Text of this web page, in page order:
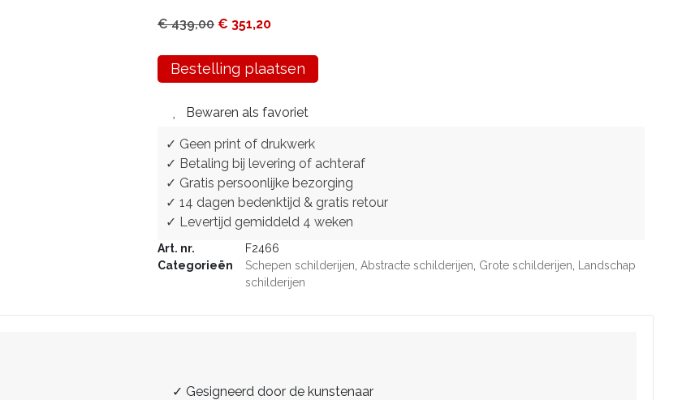
€439,00 € 351,20
Bestelling plaatsen
Bewaren als favoriet
✓ Geen print of drukwerk
✓ Betaling bij levering of achteraf
✓ Gratis persoonlijke bezorging
✓ 14 dagen bedenktijd & gratis retour
✓ Levertijd gemiddeld 4 weken
Art. nr.
F2466
Categorieën
Schepen schilderijen Abstracte schilderijen Grote schilderijen
Landschap
schilderijen
✓ Gesigneerd door de kunstenaar